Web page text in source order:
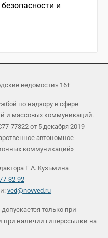
и
ведомости» 16+
по надзору в сфере
и массовых коммуникаций.
77322 от 5 декабря 2019
автономное
коммуникаций»
Е.А. Кузьмина
32-92
ved@novved.ru
только при
при наличии гиперссылки на